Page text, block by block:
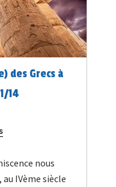
des Grecs à
14
nous
IVème siècle